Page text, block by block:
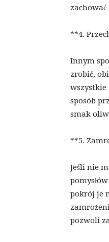
zachować
**4.
Innym
zrobić,
wszystkie
sposób
smak
**5.
Jeśli nie
pokrój je
pozwoli